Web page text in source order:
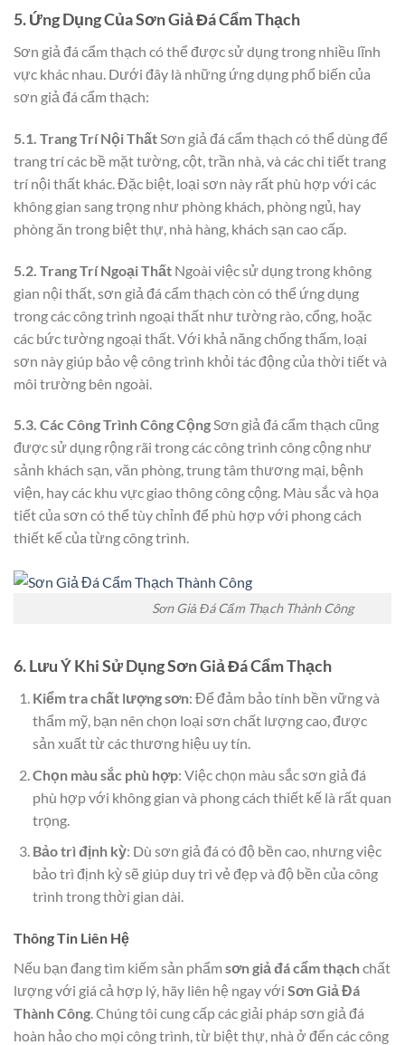
5. Ứng Dụng Của Sơn Giả Đá Cẩm Thạch
Sơn giả đá cẩm thạch có thể được sử dụng trong nhiều lĩnh
vực khác nhau. Dưới đây là những ứng dụng phổ biến của
sơn giả đá cẩm thạch:
5.1. Trang Trí Nội ThấtSơn giả đá cẩm thạch có thể dùng để
trang trí các bề mặt tường, cột, trần nhà, và các chi tiết trang
trí nội thất khác. Đặc biệt, loại sơn này rất phù hợp với các
không gian sang trọng như phòng khách, phòng ngủ, hay
phòng ăn trong biệt thự, nhà hàng, khách sạn cao cấp.
5.2. Trang Trí Ngoại Thất Ngoài việc sử dụng trong không
gian nội thất, sơn giả đá cẩm thạch còn có thể ứng dụng
trong các công trình ngoại thất như tường rào, cổng, hoặc
các bức tường ngoại thất. Với khả năng chống thấm, loại
sơn này giúp bảo vệ công trình khỏi tác động của thời tiết và
môi trường bên ngoài.
5.3. Các Công Trình Công CộngSơn giả đá cẩm thạch cũng
được sử dụng rộng rãi trong các công trình công cộng như
sảnh khách sạn, văn phòng, trung tâm thương mại, bệnh
viện, hay các khu vực giao thông công cộng. Màu sắc và họa
tiết của sơn có thể tùy chỉnh để phù hợp với phong cách
thiết kế của từng công trình.
Sơn Giả Đá Cẩm Thạch Thành Công
6. Lưu Ý Khi Sử Dụng Sơn Giả Đá Cẩm Thạch
Kiểm tra chất lượng sơn: Để đảm bảo tính bền vững và
thẩm mỹ, bạn nên chọn loại sơn chất lượng cao, được
sản xuất từ các thương hiệu uy tín.
Chọn màu sắc phù hợp: Việc chọn màu sắc sơn giả đá
phù hợp với không gian và phong cách thiết kế là rất quan
trọng.
Bảo trì định kỳ: Dù sơn giả đá có độ bền cao, nhưng việc
bảo trì định kỳ sẽ giúp duy trì vẻ đẹp và độ bền của công
trình trong thời gian dài.
Thông Tin Liên Hệ
Nếu bạn đang tìm kiếm sản phẩm sơn giả đá cẩm thạchchất
lượng với giá cả hợp lý, hãy liên hệ ngay với Sơn Giả Đá
Thành Công. Chúng tôi cung cấp các giải pháp sơn giả đá
hoàn hảo cho mọi công trình, từ biệt thự, nhà ở đến các công